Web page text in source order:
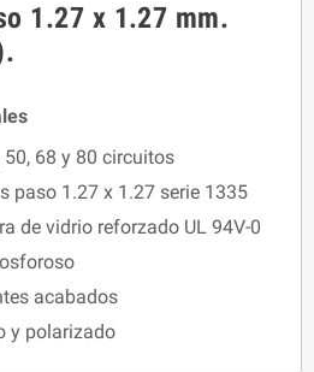
1.27 x 1.27 mm.
68 y 80 circuitos
paso 1.27 x 1.27 serie 1335
de vidrio reforzado UL 94V-0
acabados
y polarizado